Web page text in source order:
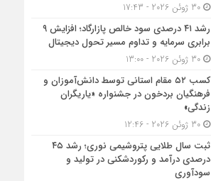
30 ژوئن 2026 - 17:43
رشد ۴۱ درصدی سود خالص پازارگاد؛ افزایش ۹
برابری سرمایه و تداوم مسیر تحول دیجیتال
30 ژوئن 2026 - 13:00
کسب ۵۲ مقام استانی توسط دانش‌آموزان و
فرهنگیان بردخون در جشنواره «یاریگران
زندگی»
30 ژوئن 2026 - 12:46
ثبت سال طلایی پتروشیمی نوری؛ رشد ۴۵
درصدی درآمد و رکوردشکنی در تولید و
سودآوری